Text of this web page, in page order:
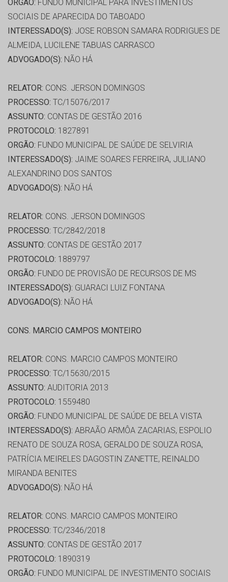
ORGÃO: FUNDO MUNICIPAL PARA INVESTIMENTOS
SOCIAIS DE APARECIDA DO TABOADO
INTERESSADO(S): JOSE ROBSON SAMARA RODRIGUES DE
ALMEIDA, LUCILENE TABUAS CARRASCO
ADVOGADO(S): NÃO HÁ
RELATOR: CONS. JERSON DOMINGOS
PROCESSO: TC/15076/2017
ASSUNTO: CONTAS DE GESTÃO 2016
PROTOCOLO: 1827891
ORGÃO: FUNDO MUNICIPAL DE SAÚDE DE SELVIRIA
INTERESSADO(S): JAIME SOARES FERREIRA, JULIANO
ALEXANDRINO DOS SANTOS
ADVOGADO(S): NÃO HÁ
RELATOR: CONS. JERSON DOMINGOS
PROCESSO: TC/2842/2018
ASSUNTO: CONTAS DE GESTÃO 2017
PROTOCOLO: 1889797
ORGÃO: FUNDO DE PROVISÃO DE RECURSOS DE MS
INTERESSADO(S): GUARACI LUIZ FONTANA
ADVOGADO(S): NÃO HÁ
CONS. MARCIO CAMPOS MONTEIRO
RELATOR: CONS. MARCIO CAMPOS MONTEIRO
PROCESSO: TC/15630/2015
ASSUNTO: AUDITORIA 2013
PROTOCOLO: 1559480
ORGÃO: FUNDO MUNICIPAL DE SAÚDE DE BELA VISTA
INTERESSADO(S): ABRAÃO ARMÔA ZACARIAS, ESPOLIO
RENATO DE SOUZA ROSA, GERALDO DE SOUZA ROSA,
PATRÍCIA MEIRELES DAGOSTIN ZANETTE, REINALDO
MIRANDA BENITES
ADVOGADO(S): NÃO HÁ
RELATOR: CONS. MARCIO CAMPOS MONTEIRO
PROCESSO: TC/2346/2018
ASSUNTO: CONTAS DE GESTÃO 2017
PROTOCOLO: 1890319
ORGÃO: FUNDO MUNICIPAL DE INVESTIMENTO SOCIAIS